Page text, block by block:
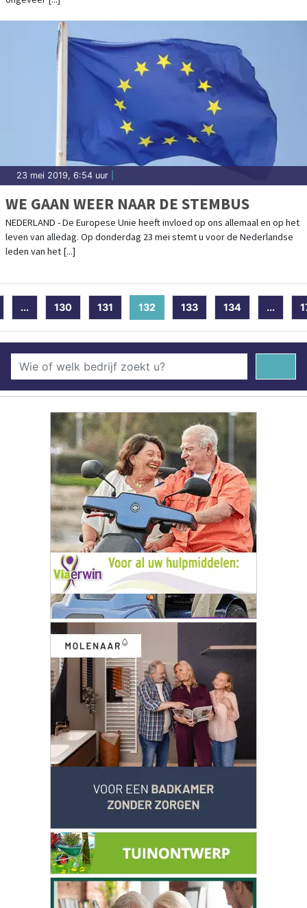
23 mei 2019, 6:54 uur
WE GAAN WEER NAAR DE STEMBUS
NEDERLAND - De Europese Unie heeft invloed op ons allemaal en op het
leven van alledag. Op donderdag 23 mei stemt u voor de Nederlandse
leden van het [...]
... 130 131 132(current)
133 134 ...